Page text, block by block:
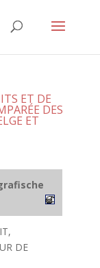
ET DE
DES
ET
DE